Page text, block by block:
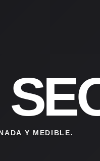
Y MEDIBLE.